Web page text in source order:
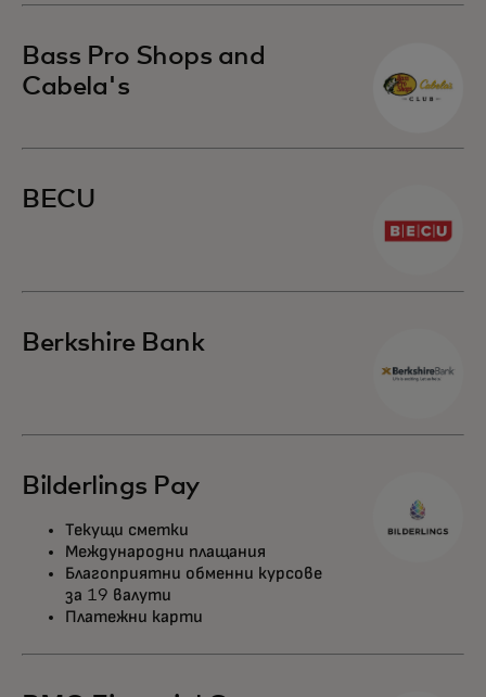
Bass Pro Shops and
Cabela's
BECU
Berkshire Bank
Bilderlings Pay
Текущи сметки
Международни плащания
Благоприятни обменни курсове
за 19 валути
Платежни карти